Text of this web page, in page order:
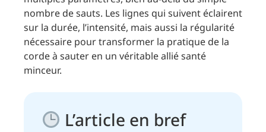
nombre de sauts. Les lignes qui suivent éclairent
sur la durée, l’intensité, mais aussi la régularité
nécessaire pour transformer la pratique de la
corde à sauter en un véritable allié santé
minceur.
L’article en bref